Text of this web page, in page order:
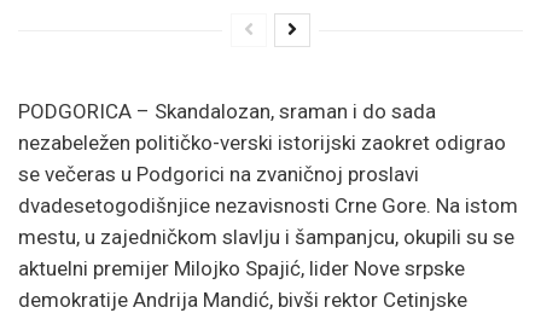
PODGORICA – Skandalozan, sraman i do sada
nezabeležen političko-verski istorijski zaokret odigrao
se večeras u Podgorici na zvaničnoj proslavi
dvadesetogodišnjice nezavisnosti Crne Gore. Na istom
mestu, u zajedničkom slavlju i šampanjcu, okupili su se
aktuelni premijer Milojko Spajić, lider Nove srpske
demokratije Andrija Mandić, bivši rektor Cetinjske